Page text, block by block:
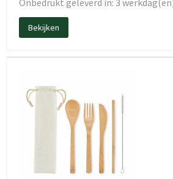
Onbedrukt geleverd in: 3
Bekijken